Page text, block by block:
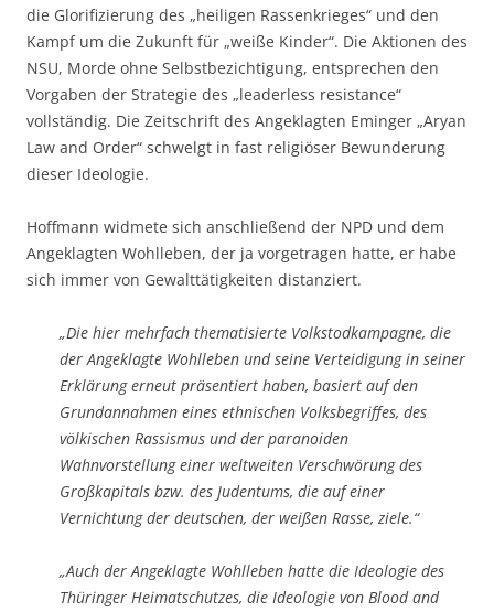
die Glorifizierung des „heiligen Rassenkrieges“ und den
Kampf um die Zukunft für „weiße Kinder“. Die Aktionen des
NSU, Morde ohne Selbstbezichtigung, entsprechen den
Vorgaben der Strategie des „leaderless resistance“
vollständig. Die Zeitschrift des Angeklagten Eminger „Aryan
Law and Order“ schwelgt in fast religiöser Bewunderung
dieser Ideologie.
Hoffmann widmete sich anschließend der NPD und dem
Angeklagten Wohlleben, der ja vorgetragen hatte, er habe
sich immer von Gewalttätigkeiten distanziert.
„Die hier mehrfach thematisierte Volkstodkampagne, die
der Angeklagte Wohlleben und seine Verteidigung in seiner
Erklärung erneut präsentiert haben, basiert auf den
Grundannahmen eines ethnischen Volksbegriffes, des
völkischen Rassismus und der paranoiden
Wahnvorstellung einer weltweiten Verschwörung des
Großkapitals bzw. des Judentums, die auf einer
Vernichtung der deutschen, der weißen Rasse, ziele.“
„Auch der Angeklagte Wohlleben hatte die Ideologie des
Thüringer Heimatschutzes, die Ideologie von Blood and